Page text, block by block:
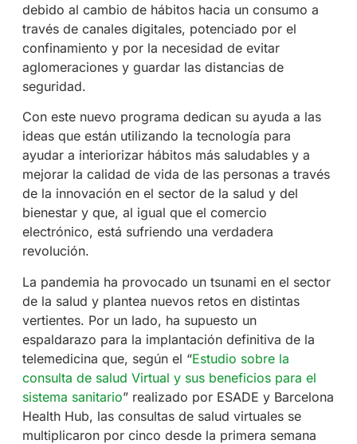
debido al cambio de hábitos hacia un consumo a
través de canales digitales, potenciado por el
confinamiento y por la necesidad de evitar
aglomeraciones y guardar las distancias de
seguridad.
Con este nuevo programa dedican su ayuda a las
ideas que están utilizando la tecnología para
ayudar a interiorizar hábitos más saludables y a
mejorar la calidad de vida de las personas a través
de la innovación en el sector de la salud y del
bienestar y que, al igual que el comercio
electrónico, está sufriendo una verdadera
revolución.
La pandemia ha provocado un tsunami en el sector
de la salud y plantea nuevos retos en distintas
vertientes. Por un lado, ha supuesto un
espaldarazo para la implantación definitiva de la
telemedicina que, según el “Estudio sobre la
consulta de salud Virtual y sus beneficios para el
sistema sanitario” realizado por ESADE y Barcelona
Health Hub, las consultas de salud virtuales se
multiplicaron por cinco desde la primera semana